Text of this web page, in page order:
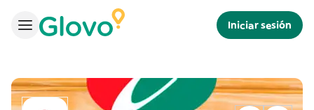
Iniciar sesión